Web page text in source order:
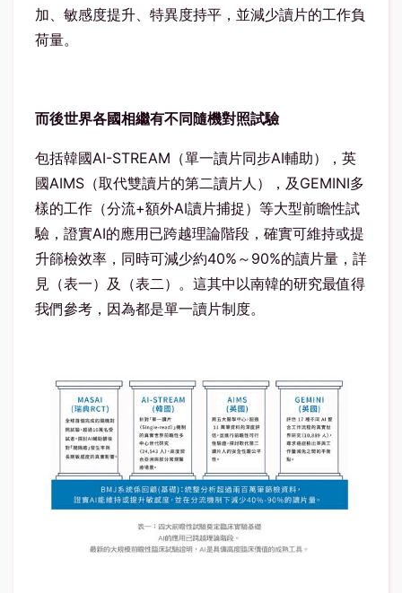
加、敏感度提升、特異度持平，並減少讀片的工作負
荷量。
而後世界各國相繼有不同隨機對照試驗
包括韓國AI-STREAM （單一讀片同步AI輔助），英
國AIMS （取代雙讀片的第二讀片人），及 GEMINI多
樣的工作（分流+額外AI讀片捕捉）等大型前瞻性試
驗，證實AI的應用已跨越理論階段，確實可維持或提
升篩檢效率，同時可減少約40% ～ 90%的讀片量，詳
見（表一）及（表二）。這其中以南韓的研究最值得
我們參考，因為都是單一讀片制度。